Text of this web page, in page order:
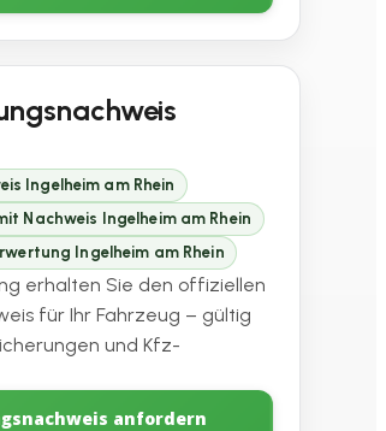
Ingelheim am Rhein
Nachweis Ingelheim am Rhein
Ingelheim am Rhein
erhalten Sie den offiziellen
für Ihr Fahrzeug – gültig
und Kfz-
anfordern